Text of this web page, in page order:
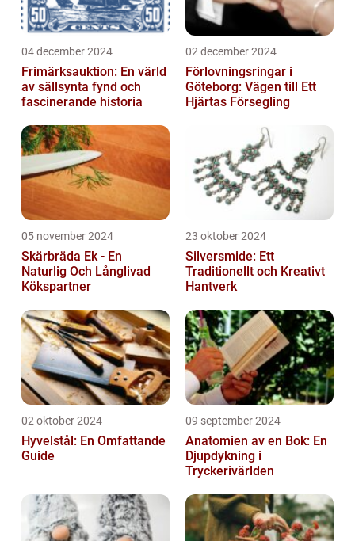
04 december 2024
Frimärksauktion: En värld
av sällsynta fynd och
fascinerande historia
02 december 2024
Förlovningsringar i
Göteborg: Vägen till Ett
Hjärtas Försegling
05 november 2024
Skärbräda Ek - En
Naturlig Och Långlivad
Kökspartner
23 oktober 2024
Silversmide: Ett
Traditionellt och Kreativt
Hantverk
02 oktober 2024
Hyvelstål: En Omfattande
Guide
09 september 2024
Anatomien av en Bok: En
Djupdykning i
Tryckerivärlden